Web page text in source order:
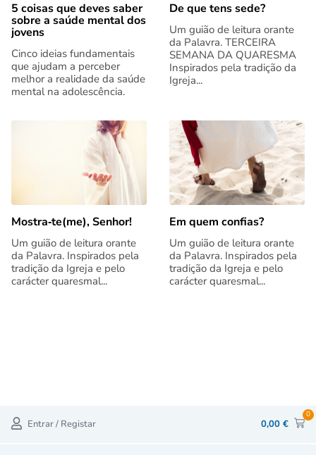
5 coisas que deves saber
sobre a saúde mental dos
jovens
Cinco ideias fundamentais
que ajudam a perceber
melhor a realidade da saúde
mental na adolescência.
De que tens sede?
Um guião de leitura orante
da Palavra. TERCEIRA
SEMANA DA QUARESMA
Inspirados pela tradição da
Igreja...
Mostra‑te(me), Senhor!
Um guião de leitura orante
da Palavra. Inspirados pela
tradição da Igreja e pelo
carácter quaresmal...
Em quem confias?
Um guião de leitura orante
da Palavra. Inspirados pela
tradição da Igreja e pelo
carácter quaresmal...
Entrar / Registar 0,00 €
0